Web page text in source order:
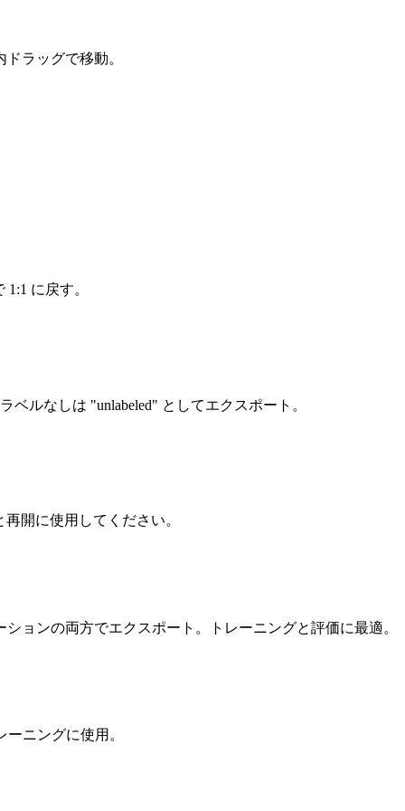
ラッグで移動。
に戻す。
ルなしは "unlabeled" としてエクスポート。
開に使用してください。
ョンの両方でエクスポート。トレーニングと評価に最適。
ーニングに使用。